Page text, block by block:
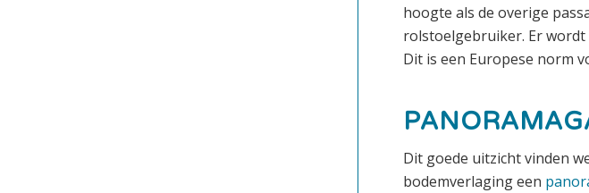
hoogte als de overige
rolstoelgebruiker. Er wordt
Dit is een Europese norm
Dit goede uitzicht vinden
bodemverlaging een